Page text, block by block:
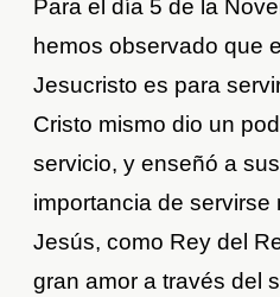
Para el día 5 de la
hemos observado que
Jesucristo es para
Cristo mismo dio un
servicio, y enseñó a
importancia de servirse
Jesús, como Rey del
gran amor a través del